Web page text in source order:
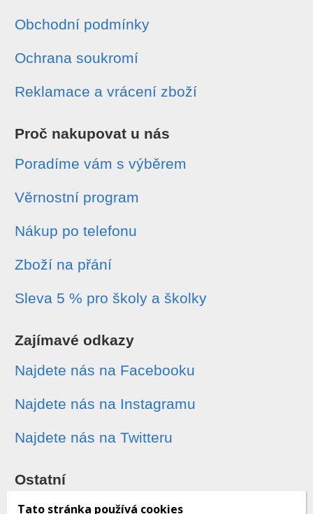
Obchodní podmínky
Ochrana soukromí
Reklamace a vrácení zboží
Proč nakupovat u nás
Poradíme vám s výběrem
Věrnostní program
Nákup po telefonu
Zboží na přání
Sleva 5 % pro školy a školky
Zajímavé odkazy
Najdete nás na Facebooku
Najdete nás na Instagramu
Najdete nás na Twitteru
Ostatní
Sledování zásilek
Tato stránka používá cookies